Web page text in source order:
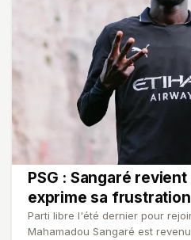
PSG : Sangaré
exprime sa frustration
Parti libre l'été dernier pour
Mahamadou Sangaré est